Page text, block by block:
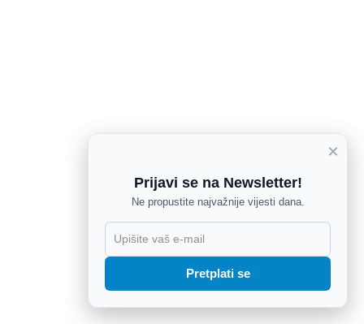
×
Prijavi se na Newsletter!
Ne propustite najvažnije vijesti dana.
Pretplati se